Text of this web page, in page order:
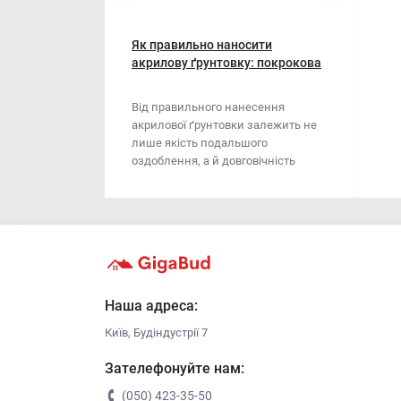
Наждачний папір
Стрічка
Викрутка
Губки для шліфування
Кліщі
Ключі
Лопата
Як правильно наносити
акрилову ґрунтовку: покрокова
Від правильного нанесення
акрилової ґрунтовки залежить не
лише якість подальшого
оздоблення, а й довговічність
Наша адреса:
Київ, Будіндустрії 7
Зателефонуйте нам:
(050) 423-35-50